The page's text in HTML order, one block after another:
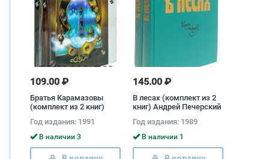
109.00 ₽
Братья Карамазовы
(комплект из 2 книг)
Год издания: 1991
В наличии 3
145.00 ₽
В лесах (комплект из 2
книг) Андрей Печерский
Год издания: 1989
В наличии 1